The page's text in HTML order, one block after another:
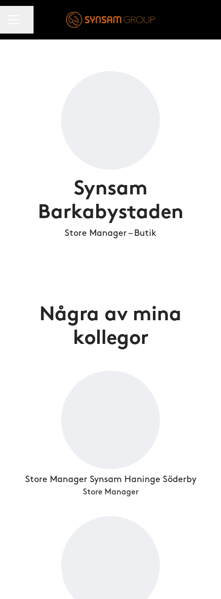
Synsam
Barkabystaden
Store Manager – Butik
Några av mina
kollegor
Store Manager Synsam Haninge Söderby
Store Manager